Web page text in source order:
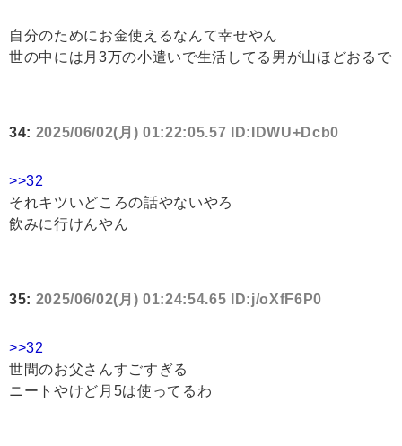
自分のためにお金使えるなんて幸せやん
世の中には月3万の小遣いで生活してる男が山ほどおるで
34: 2025/06/02(月) 01:22:05.57 ID:IDWU+Dcb0
>>32
それキツいどころの話やないやろ
飲みに行けんやん
35: 2025/06/02(月) 01:24:54.65 ID:j/oXfF6P0
>>32
世間のお父さんすごすぎる
ニートやけど月5は使ってるわ